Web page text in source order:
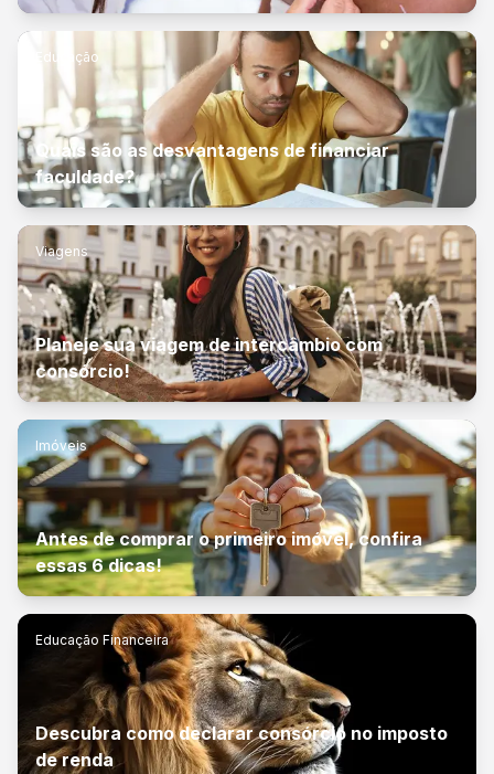
Educação
Quais são as desvantagens de financiar
faculdade?
Viagens
Planeje sua viagem de intercâmbio com
consórcio!
Imóveis
Antes de comprar o primeiro imóvel, confira
essas 6 dicas!
Educação Financeira
Descubra como declarar consórcio no imposto
de renda